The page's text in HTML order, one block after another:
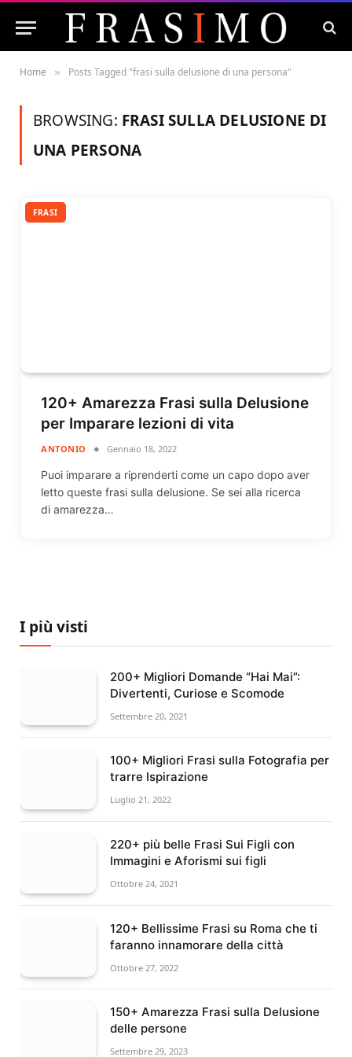
Home » Posts Tagged "frasi sulla delusione di una persona"
BROWSING: FRASI SULLA DELUSIONE DI
UNA PERSONA
FRASI
120+ Amarezza Frasi sulla Delusione
per Imparare lezioni di vita
ANTONIO Gennaio 18, 2022
Puoi imparare a riprenderti come un capo dopo aver
letto queste frasi sulla delusione. Se sei alla ricerca
di amarezza…
I più visti
200+ Migliori Domande “Hai Mai”:
Divertenti, Curiose e Scomode
Settembre 20, 2021
100+ Migliori Frasi sulla Fotografia per
trarre Ispirazione
Luglio 21, 2022
220+ più belle Frasi Sui Figli con
Immagini e Aforismi sui figli
Ottobre 24, 2021
120+ Bellissime Frasi su Roma che ti
faranno innamorare della città
Ottobre 27, 2022
150+ Amarezza Frasi sulla Delusione
delle persone
Settembre 29, 2023